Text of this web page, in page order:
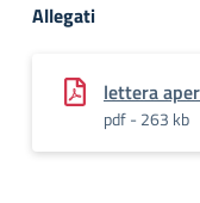
Allegati
lettera
pdf - 263 kb